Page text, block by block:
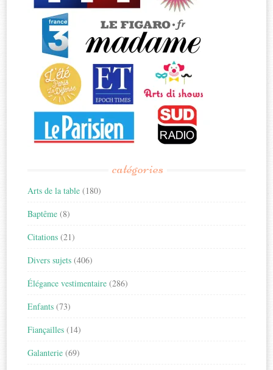
catégories
Arts de la table (180)
Baptême (8)
Citations (21)
Divers sujets (406)
Élégance vestimentaire (286)
Enfants (73)
Fiançailles (14)
Galanterie (69)